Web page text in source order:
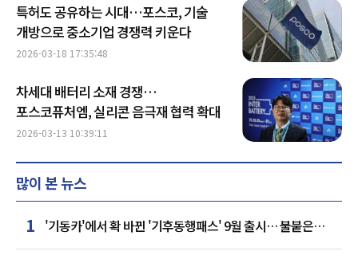
특허도 공유하는 시대…포스코, 기술
개방으로 중소기업 경쟁력 키운다
2026-03-18 17:35:48
차세대 배터리 소재 경쟁…
포스코퓨처엠, 실리콘 음극재 협력 확대
2026-03-13 10:39:11
많이 본 뉴스
1 '기동카'에서 확 바뀐 '기후동행패스' 9월 출시… 불붙은
카드사 경쟁